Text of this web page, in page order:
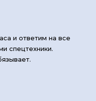
и ответим на все
спецтехники.